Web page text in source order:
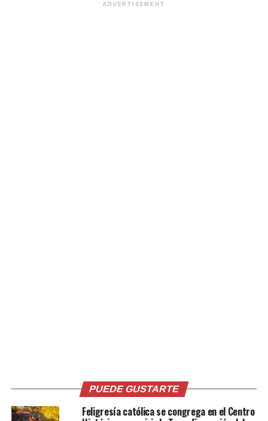
renunciara a su proyecto.
me trajo acá», declaró.
La mujer manifestó su respaldo a la decisión de la
ADVERTISEMENT
PUEDE GUSTARTE
Feligresía católica se congrega en el Centro